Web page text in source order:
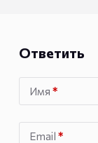
Ответить
Имя *
Email *